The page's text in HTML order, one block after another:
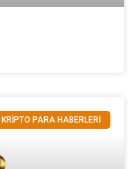
KRİPTO PARA HABERLERİ